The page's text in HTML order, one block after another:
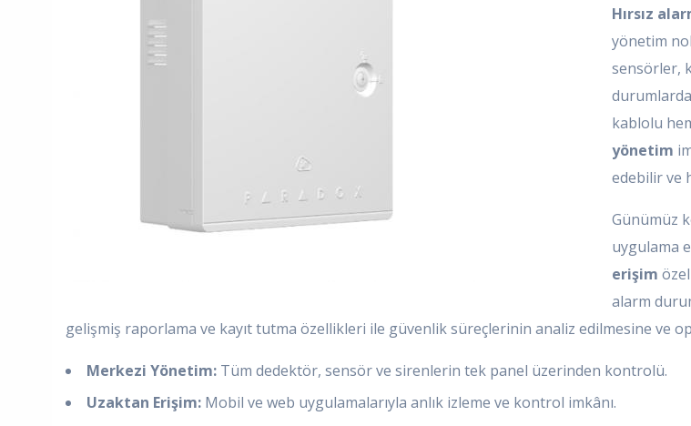
Hırsız
yönetim
sensörler,
kablolu
yönetim
edebilir ve
Günümüz
uygulama
erişim
alarm
gelişmiş raporlama ve kayıt tutma özellikleri ile güvenlik süreçlerinin analiz edilmesine ve
Merkezi Yönetim: Tüm dedektör, sensör ve sirenlerin tek panel üzerinden kontrolü.
Uzaktan Erişim: Mobil ve web uygulamalarıyla anlık izleme ve kontrol imkânı.